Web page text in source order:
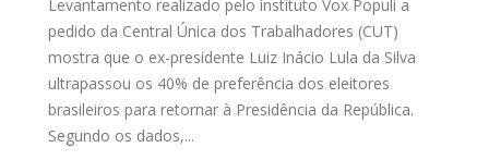
Levantamento realizado pelo instituto Vox Populi a
pedido da Central Única dos Trabalhadores (CUT)
mostra que o ex-presidente Luiz Inácio Lula da Silva
ultrapassou os 40% de preferência dos eleitores
brasileiros para retornar à Presidência da República.
Segundo os dados,...